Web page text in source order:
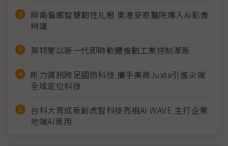
屏南偏鄉智慧韌性扎根 東港安泰醫院導入AI影像
辨識
英特蒙以新一代即時軟體推動工業控制革新
昕力資訊跨足國防科技 攜手美商Juxta引進尖端
全域定位科技
台科大育成新創虎智科技亮相AI WAVE 主打企業
地端AI商用